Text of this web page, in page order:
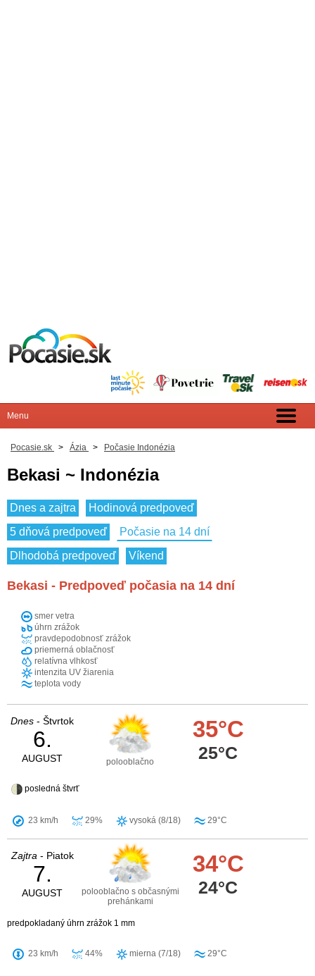
Pocasie.sk > Ázia > Počasie Indonézia
Bekasi ~ Indonézia
Dnes a zajtra
Hodinová predpoveď
5 dňová predpoveď
Počasie na 14 dní
Dlhodobá predpoveď
Víkend
Bekasi - Predpoveď počasia na 14 dní
smer vetra
úhrn zrážok
pravdepodobnosť zrážok
priemerná oblačnosť
relatívna vlhkosť
intenzita UV žiarenia
teplota vody
Dnes - Štvrtok
6.
AUGUST polooblačno
35°C
25°C
posledná štvrť
23 km/h 29% vysoká (8/18) 29°C
Zajtra - Piatok
7.
AUGUST
polooblačno s občasnými
prehánkami
34°C
24°C
predpokladaný úhrn zrážok 1 mm
23 km/h 44% mierna (7/18) 29°C